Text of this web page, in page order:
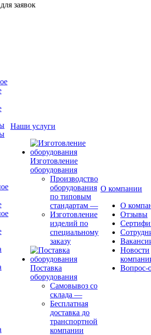
заявок
Наши услуги
Изготовление
оборудования
Производство
оборудования
по типовым
стандартам —
Изготовление
изделий по
специальному
заказу
Поставка
оборудования
Самовывоз со
склада —
Бесплатная
доставка до
транспортной
компании
О компании
О
Отзывы
Новости
Вопрос-